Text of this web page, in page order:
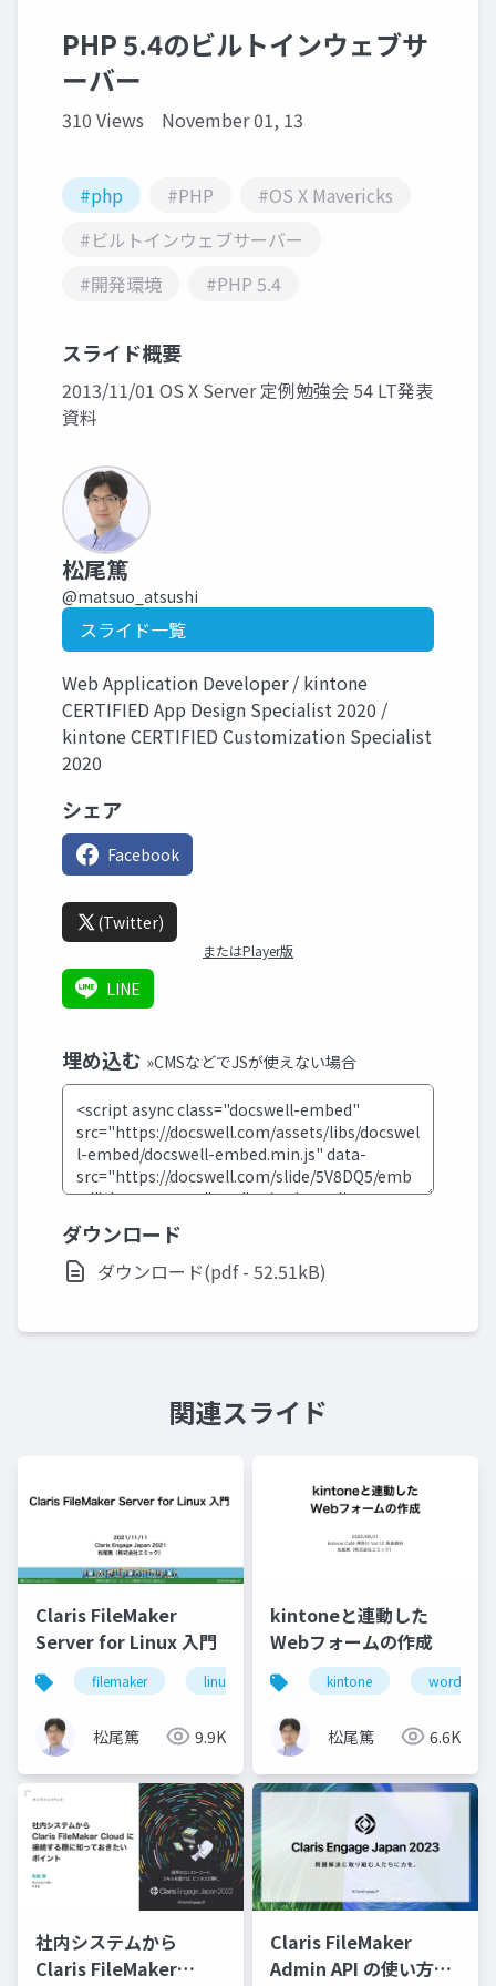
PHP 5.4のビルトインウェブサ
ーバー
310 Views November 01, 13
#php #PHP
#OS X Mavericks
#ビルトインウェブサーバー
#開発環境
#PHP 5.4
スライド概要
2013/11/01 OS X Server 定例勉強会 54 LT発表
資料
松尾篤
@matsuo_atsushi
スライド一覧
Web Application Developer / kintone
CERTIFIED App Design Specialist 2020 /
kintone CERTIFIED Customization Specialist
2020
シェア
Facebook
(Twitter)
またはPlayer版
LINE
埋め込む »CMSなどでJSが使えない場合
ダウンロード
ダウンロード(pdf - 52.51kB)
関連スライド
Claris FileMaker
Server for Linux 入門
filemaker linux server
松尾篤 9.9K
kintoneと連動した
Webフォームの作成
kintone wordpress
松尾篤 6.6K
社内システムから
Claris FileMaker
Claris FileMaker
Admin API の使い方と